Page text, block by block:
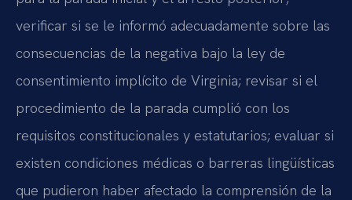
verificar si se le informó adecuadamente sobre las
consecuencias de la negativa bajo la ley de
consentimiento implícito de Virginia; revisar si el
procedimiento de la parada cumplió con los
requisitos constitucionales y estatutarios; evaluar si
existen condiciones médicas o barreras lingüísticas
que pudieron haber afectado la comprensión de la